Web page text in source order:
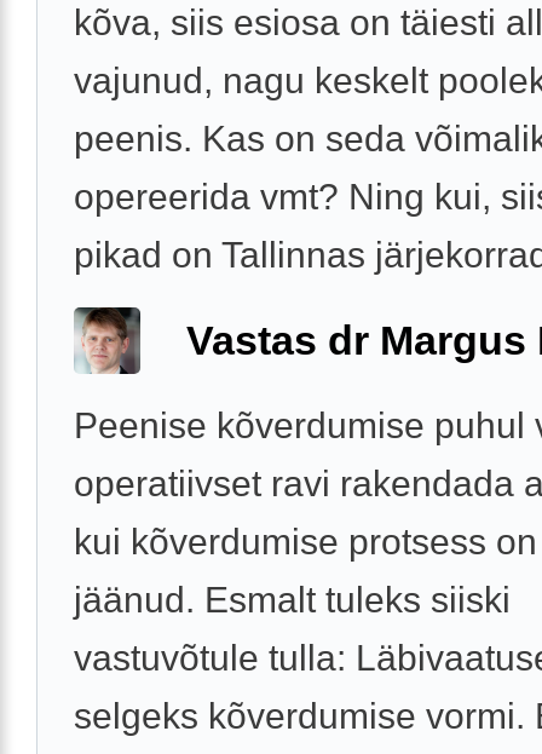
kõva, siis esiosa on täiesti
vajunud, nagu keskelt
peenis. Kas on seda
opereerida vmt? Ning kui,
pikad on Tallinnas
Vastas dr Margus
Peenise kõverdumise puhul
operatiivset ravi rakendada
kui kõverdumise protsess
jäänud. Esmalt tuleks siiski
vastuvõtule tulla:
selgeks kõverdumise vormi.